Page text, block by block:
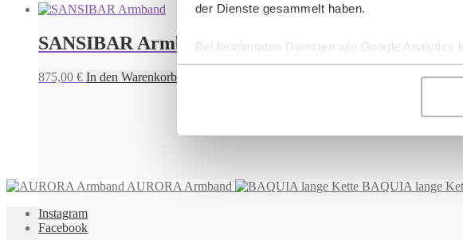
der Dienste gesammelt haben.
Bei bestimmten Diensten wie Google
ausgeschlossen werden.
SANSIBAR Armband
875,00 € In den Warenkorb
AURORA Armband
BAQUIA lange
Instagram
Facebook